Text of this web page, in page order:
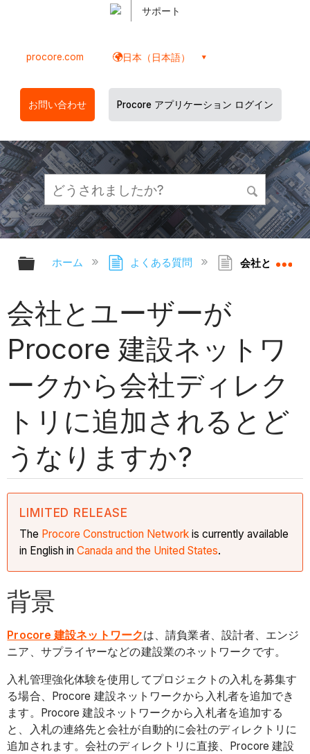
サポート
procore.com 日本（日本語）
お問い合わせ Procore アプリケーション ログイン
グローバル階層を展開/折りたたむ
ホーム よくある質問 会社とユーザ
会社とユーザーが
Procore 建設ネットワ
ークから会社ディレク
トリに追加されるとど
うなりますか?
LIMITED RELEASE
The Procore Construction Network is currently available
in English inCanada and the United States.
背景
Procore 建設ネットワークは、請負業者、設計者、エンジ
ニア、サプライヤーなどの建設業のネットワークです。
入札管理強化体験を使用してプロジェクトの入札を募集す
る場合、Procore 建設ネットワークから入札者を追加でき
ます。Procore 建設ネットワークから入札者を追加する
と、入札の連絡先と会社が自動的に会社のディレクトリに
追加されます。会社のディレクトリに直接、Procore 建設